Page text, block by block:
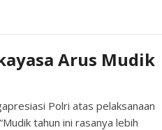
Arus Mudik
Polri atas pelaksanaan
tahun ini rasanya lebih